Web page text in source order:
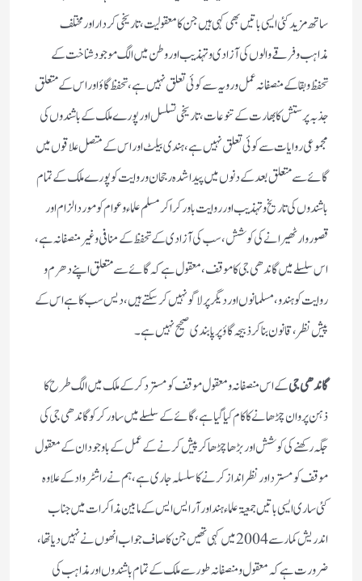
ساتھ مزید کئی ایسی باتیں بھی کہی ہیں جن کا معقولیت، تاریخی کردار اور مختلف
مذاہب و فرقے والوں کی آزادی و تہذیب اور وطن میں الگ موجود شناخت کے
تحفظ و بقا کے منصفانہ عمل و رویہ سے کوئی تعلق نہیں ہے، تحفظ گاؤ اور اس کے متعلق
جذبہ پرستش کا بھارت کے تنوعات، تاریخی تسلسل اور پورے ملک کے باشندوں کی
مجموعی روایات سے کوئی تعلق نہیں ہے،ہندی بیلٹ اور اس کے متصل علاقوں میں
گائے سے متعلق بعد کے دنوں میں پیدا شدہ رجحان و روایت کو پورے ملک کے تمام
باشندوں کی تاریخ و تہذیب اور روایت باور کرا کر مسلم علماء و عوام کو مورد الزام اور
قصور وار ٹھیرانے کی کوشش، سب کی آزادی کے تحفظ کے منافی و غیر منصفانہ ہے،
اس سلسلے میں گاندھی جی کا موقف،معقول ہے کہ گائے سے متعلق اپنے دھرم و
روایت کو ہندو، مسلمانوں اور دیگر پر لاگو نہیں کر سکتے ہیں، دیس سب کا ہے اس کے
پیش نظر، قانون بنا کر ذبیحہ گاؤ پر پابندی صحیح نہیں ہے۔
گاندھی جیکے اس منصفانہ و معقول موقف کو مسترد کر کے ملک میں الگ طرح کا
ذہن پروان چڑھانے کا کام کیا گیا ہے، گائے کے سلسلے میں ساورکر کو گاندھی جی کی
جگہ رکھنے کی کوشش اور بڑھا چڑھا کر پیش کرنے کے عمل کے باوجود ان کے معقول
موقف کو مسترد اور نظرانداز کرنے کا سلسلہ جاری ہے، ہم نے راشٹر واد کے علاوہ
کئی ساری ایسی باتیں جمعیۃ علماء ہند اور آر ایس ایس کے مابین مذاکرات میں جناب
اندریش کمار سے 2004 میں کہی تھیں جن کا صاف جواب انھوں نے نہیں دیا تھا،
ضرورت ہے کہ معقول و منصفانہ طور سے ملک کے تمام باشندوں اور مذاہب کی